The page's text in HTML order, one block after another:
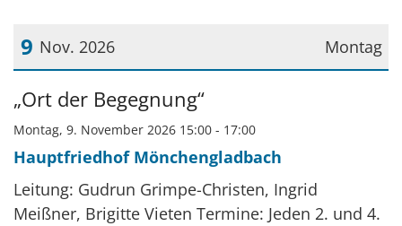
Montag
9 Nov. 2026
Datum: 9. November 2026
„Ort der Begegnung“
Montag, 9. November 2026 15:00 - 17:00
Hauptfriedhof Mönchengladbach
Leitung: Gudrun Grimpe-Christen, Ingrid
Meißner, Brigitte Vieten Termine: Jeden 2. und 4.